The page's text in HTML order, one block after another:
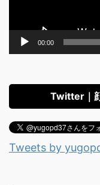
00:00
Twitter｜
Tweets by